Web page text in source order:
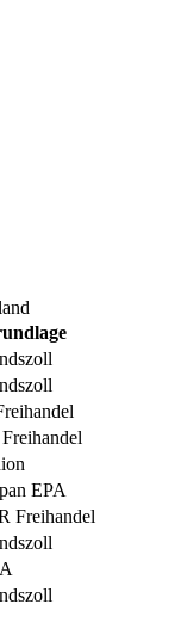
EPA
Freihandel